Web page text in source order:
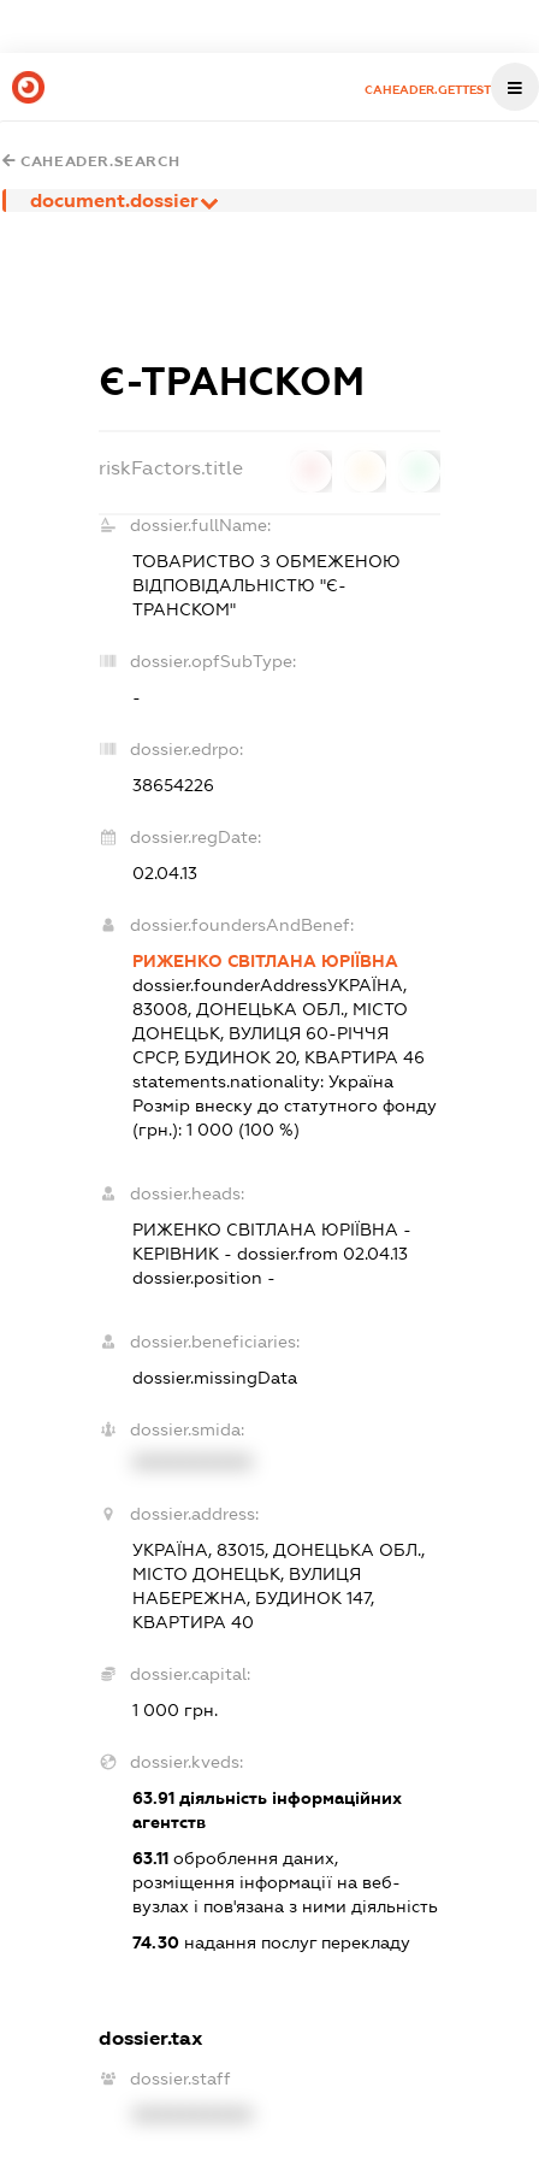
CAHEADER.GETTEST
CAHEADER.SEARCH
document.dossier
Є-ТРАНСКОМ
riskFactors.title
dossier.fullName:
ТОВАРИСТВО З ОБМЕЖЕНОЮ
ВІДПОВІДАЛЬНІСТЮ "Є-
ТРАНСКОМ"
dossier.opfSubType:
-
dossier.edrpo:
38654226
dossier.regDate:
02.04.13
dossier.foundersAndBenef:
РИЖЕНКО СВІТЛАНА ЮРІЇВНА
dossier.founderAddressУКРАЇНА,
83008, ДОНЕЦЬКА ОБЛ., МІСТО
ДОНЕЦЬК, ВУЛИЦЯ 60-РІЧЧЯ
СРСР, БУДИНОК 20, КВАРТИРА 46
statements.nationality:Україна
Розмір внеску до статутного фонду
(грн.):1 000 (100 %)
dossier.heads:
РИЖЕНКО СВІТЛАНА ЮРІЇВНА -
КЕРІВНИК - dossier.from 02.04.13
dossier.position -
dossier.beneficiaries:
dossier.missingData
dossier.smida:
dossier.address:
УКРАЇНА, 83015, ДОНЕЦЬКА ОБЛ.,
МІСТО ДОНЕЦЬК, ВУЛИЦЯ
НАБЕРЕЖНА, БУДИНОК 147,
КВАРТИРА 40
dossier.capital:
1 000 грн.
dossier.kveds:
63.91 діяльність інформаційних
агентств
63.11 оброблення даних,
розміщення інформації на веб-
вузлах і пов'язана з ними діяльність
74.30 надання послуг перекладу
dossier.tax
dossier.staff